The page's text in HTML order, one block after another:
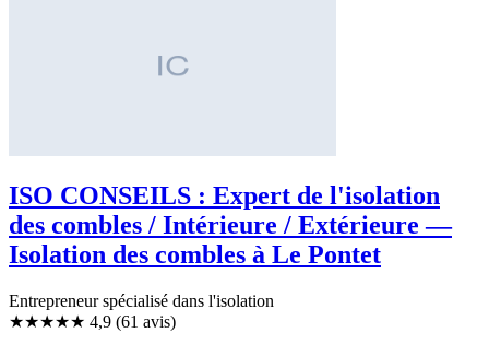
ISO CONSEILS : Expert de l'isolation
des combles / Intérieure / Extérieure —
Isolation des combles à Le Pontet
Entrepreneur spécialisé dans l'isolation
★★★★★ 4,9 (61 avis)